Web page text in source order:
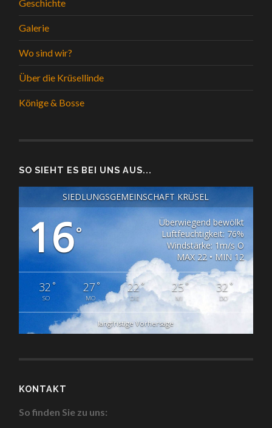
Geschichte
Galerie
Wo sind wir?
Über die Krüsellinde
Könige & Bosse
SO SIEHT ES BEI UNS AUS...
SIEDLUNGSGEMEINSCHAFT KRÜSEL
16°
Überwiegend bewölkt
Luftfeuchtigkeit: 76%
Windstärke: 1m/s O
MAX 22 • MIN 12
32 °
SO
27°
MO
22°
DIE
25°
MI
32 °
DO
langfristige Vorhersage
KONTAKT
So finden Sie zu uns: